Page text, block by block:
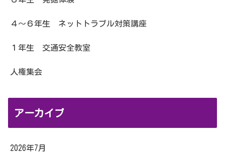
４～６年生 ネットトラブル対策講座
１年生 交通安全教室
人権集会
アーカイブ
2026年7月